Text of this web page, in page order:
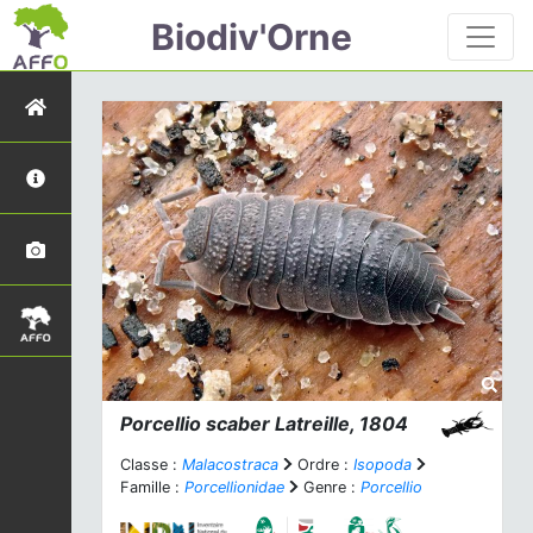
Biodiv'Orne
Porcellio scaber Latreille, 1804
Classe : Malacostraca Ordre : Isopoda
Famille : Porcellionidae Genre : Porcellio